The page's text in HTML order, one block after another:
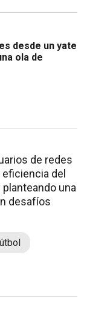
desde un yate
ola de
de redes
del
una
desafíos